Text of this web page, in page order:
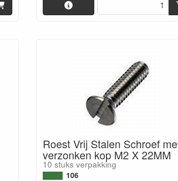
Roest Vrij Stalen Schroef
verzonken kop M2 X 22MM
10 stuks verpakking
106